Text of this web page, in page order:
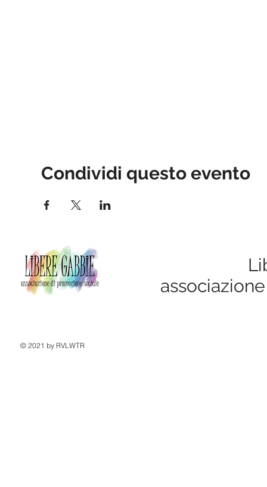
Condividi questo evento
© 2021 by RVLWTR